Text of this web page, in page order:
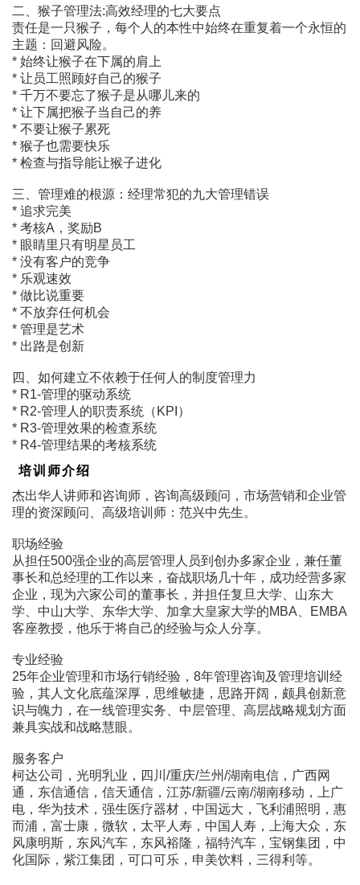
二、猴子管理法:高效经理的七大要点
责任是一只猴子，每个人的本性中始终在重复着一个永恒的
主题：回避风险。
* 始终让猴子在下属的肩上
* 让员工照顾好自己的猴子
* 千万不要忘了猴子是从哪儿来的
* 让下属把猴子当自己的养
* 不要让猴子累死
* 猴子也需要快乐
* 检查与指导能让猴子进化
三、管理难的根源：经理常犯的九大管理错误
* 追求完美
* 考核A，奖励B
* 眼睛里只有明星员工
* 没有客户的竞争
* 乐观速效
* 做比说重要
* 不放弃任何机会
* 管理是艺术
* 出路是创新
四、如何建立不依赖于任何人的制度管理力
* R1-管理的驱动系统
* R2-管理人的职责系统（KPI）
* R3-管理效果的检查系统
* R4-管理结果的考核系统
培训师介绍
杰出华人讲师和咨询师，咨询高级顾问，市场营销和企业管
理的资深顾问、高级培训师：范兴中先生。
职场经验
从担任500强企业的高层管理人员到创办多家企业，兼任董
事长和总经理的工作以来，奋战职场几十年，成功经营多家
企业，现为六家公司的董事长，并担任复旦大学、山东大
学、中山大学、东华大学、加拿大皇家大学的MBA、EMBA
客座教授，他乐于将自己的经验与众人分享。
专业经验
25年企业管理和市场行销经验，8年管理咨询及管理培训经
验，其人文化底蕴深厚，思维敏捷，思路开阔，颇具创新意
识与魄力，在一线管理实务、中层管理、高层战略规划方面
兼具实战和战略慧眼。
服务客户
柯达公司，光明乳业，四川/重庆/兰州/湖南电信，广西网
通，东信通信，信天通信，江苏/新疆/云南/湖南移动，上广
电，华为技术，强生医疗器材，中国远大，飞利浦照明，惠
而浦，富士康，微软，太平人寿，中国人寿，上海大众，东
风康明斯，东风汽车，东风裕隆，福特汽车，宝钢集团，中
化国际，紫江集团，可口可乐，申美饮料，三得利等。